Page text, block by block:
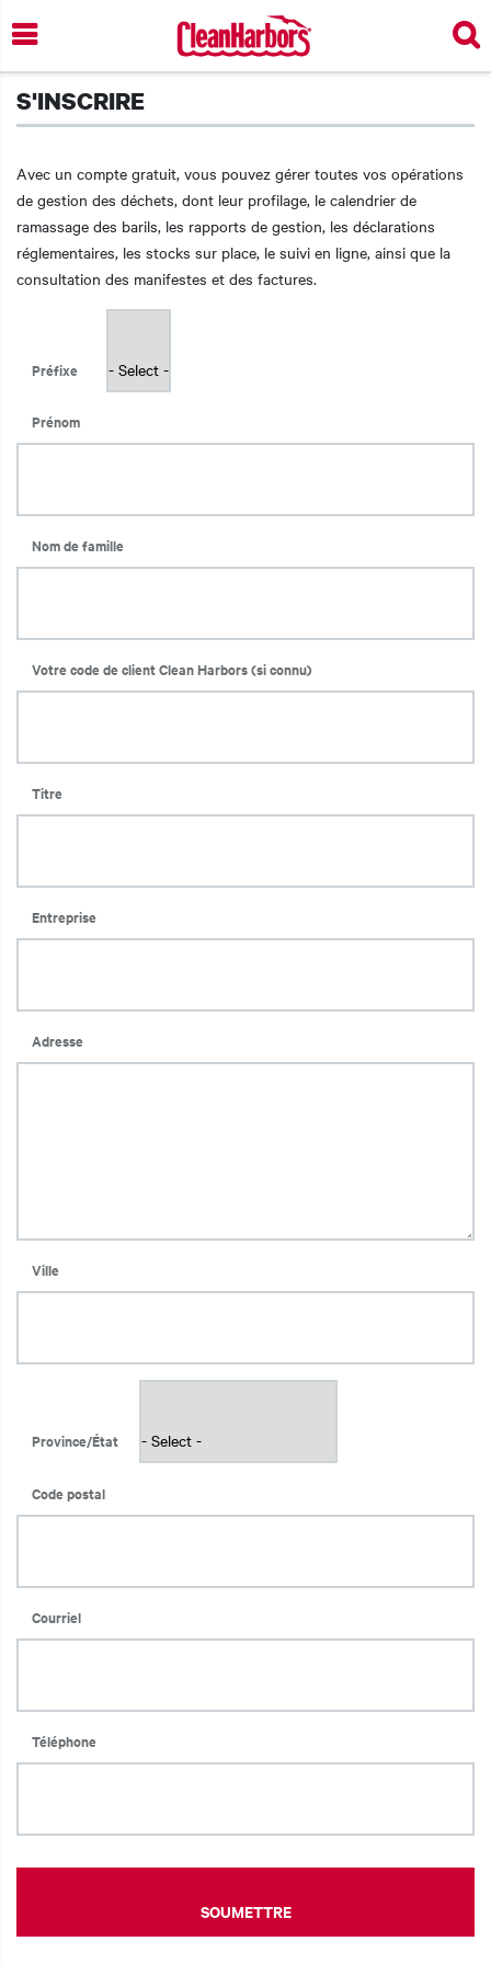
Skip
to
main
S'INSCRIRE
Avec un compte gratuit, vous pouvez gérer toutes vos opérations
de gestion des déchets, dont leur profilage, le calendrier de
ramassage des barils, les rapports de gestion, les déclarations
réglementaires, les stocks sur place, le suivi en ligne, ainsi que la
consultation des manifestes et des factures.
Préfixe
Prénom
Nom de famille
Votre code de client Clean Harbors(si connu)
Titre
Entreprise
Adresse
Ville
Province/État
Code postal
Courriel
Téléphone